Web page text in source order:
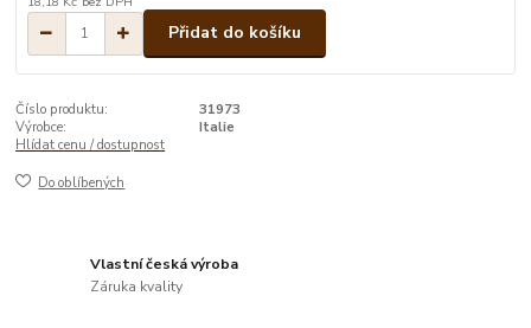
Přidat do košíku
Číslo produktu:
31973
Výrobce:
Italie
Hlídat cenu / dostupnost
Do oblíbených
Vlastní česká výroba
Záruka kvality